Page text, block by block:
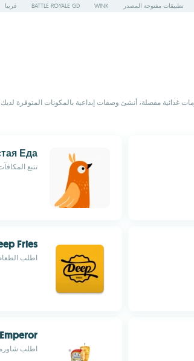
تطبيقات مفتوحة المصدر WINK
BATTLE ROYALE GD قريبا
مفصلة، أنشئ وصفات إبداعية بالمكونات المتوفرة
Еда
تتبع
Fries
اطلب
اطلب